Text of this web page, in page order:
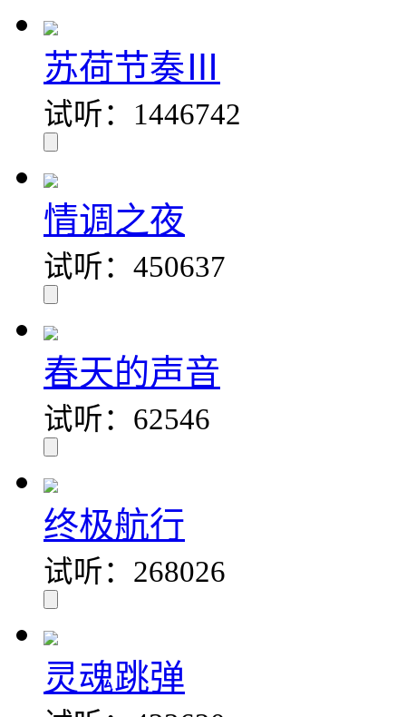
苏荷节奏Ⅲ
试听：1446742
情调之夜
试听：450637
春天的声音
试听：62546
终极航行
试听：268026
灵魂跳弹